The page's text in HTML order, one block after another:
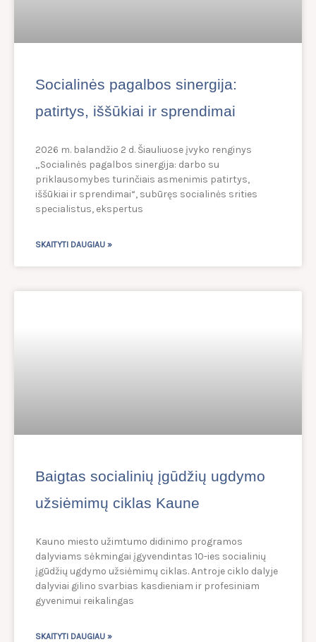
Socialinės pagalbos sinergija:
patirtys, iššūkiai ir sprendimai
2026 m. balandžio 2 d. Šiauliuose įvyko renginys
„Socialinės pagalbos sinergija: darbo su
priklausomybes turinčiais asmenimis patirtys,
iššūkiai ir sprendimai“, subūręs socialinės srities
specialistus, ekspertus
SKAITYTI DAUGIAU »
Baigtas socialinių įgūdžių ugdymo
užsiėmimų ciklas Kaune
Kauno miesto užimtumo didinimo programos
dalyviams sėkmingai įgyvendintas 10-ies socialinių
įgūdžių ugdymo užsiėmimų ciklas. Antroje ciklo dalyje
dalyviai gilino svarbias kasdieniam ir profesiniam
gyvenimui reikalingas
SKAITYTI DAUGIAU »